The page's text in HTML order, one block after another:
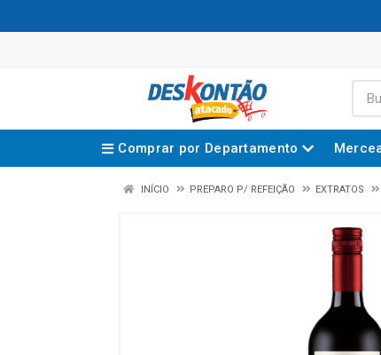
Comprar por Departamento
INÍCIO PREPARO P/ REFEIÇÃO EXTRATOS